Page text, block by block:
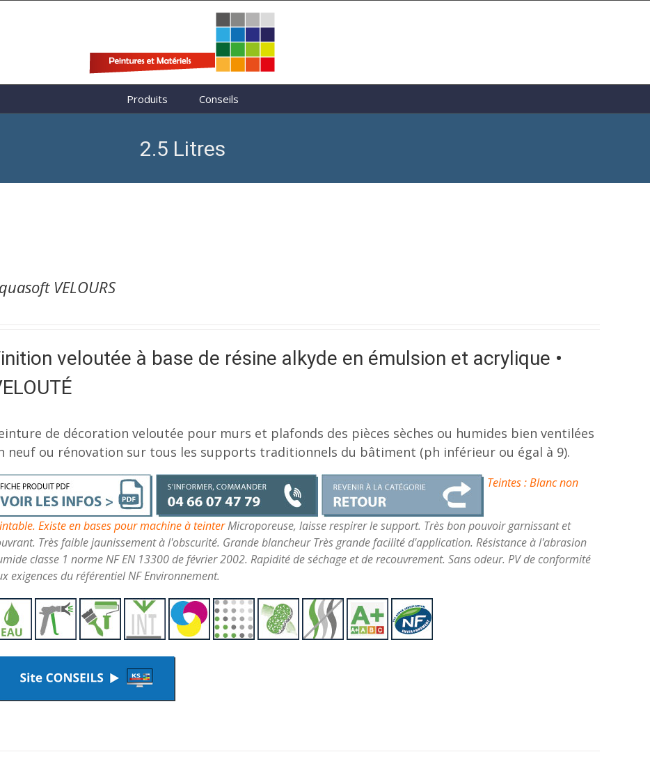
Produits Conseils
2.5 Litres
VELOURS
veloutée à base de résine alkyde en émulsion et acrylique •
de décoration veloutée pour murs et plafonds des pièces sèches ou humides bien ventilées
neuf ou rénovation sur tous les supports traditionnels du bâtiment (ph inférieur ou égal à 9).
Teintes : Blanc non
Existe en bases pour machine à teinterMicroporeuse, laisse respirer le support. Très bon pouvoir garnissant et
Très faible jaunissement à l'obscurité. Grande blancheur Très grande facilité d'application. Résistance à l'abrasion
classe 1 norme NF EN 13300 de février 2002. Rapidité de séchage et de recouvrement. Sans odeur. PV de conformité
exigences du référentiel NF Environnement.